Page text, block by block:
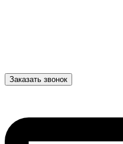
Заказать звонок